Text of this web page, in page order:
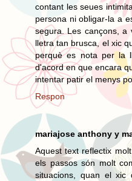
contant les seues
persona ni obligar-la a
segura. Les cançons, a
lletra tan brusca, el xic
perquè es nota per la
d'acord en que encara
intentar patir el menys
Respon
mariajose anthony y
Aquest text reflectix
els passos són molt
situacions, quan el